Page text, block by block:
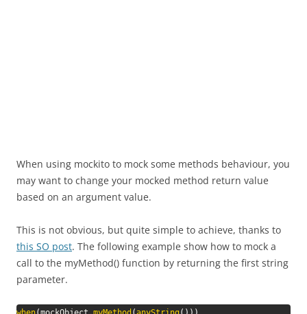
When using mockito to mock some methods behaviour, you
may want to change your mocked method return value
based on an argument value.
This is not obvious, but quite simple to achieve, thanks to
this SO post. The following example show how to mock a
call to the myMethod() function by returning the first string
parameter.